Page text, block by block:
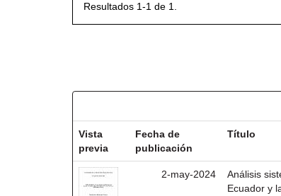
Resultados 1-1 de 1.
Vista
previa
Fecha de
publicación
Título
2-may-2024
Análisis
Ecuador y